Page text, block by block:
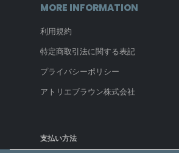
MORE INFORMATION
利用規約
特定商取引法に関する表記
プライバシーポリシー
アトリエブラウン株式会社
支払い方法